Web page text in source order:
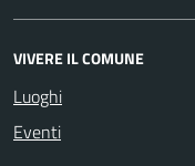
VIVERE IL COMUNE
Luoghi
Eventi